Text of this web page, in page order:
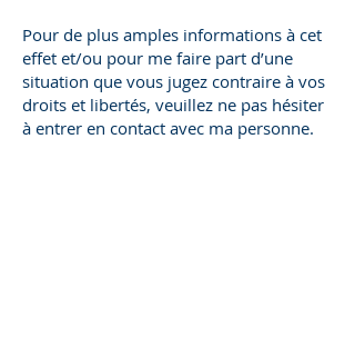
Pour de plus amples informations à cet
effet et/ou pour me faire part d’une
situation que vous jugez contraire à vos
droits et libertés, veuillez ne pas hésiter
à entrer en contact avec ma personne.